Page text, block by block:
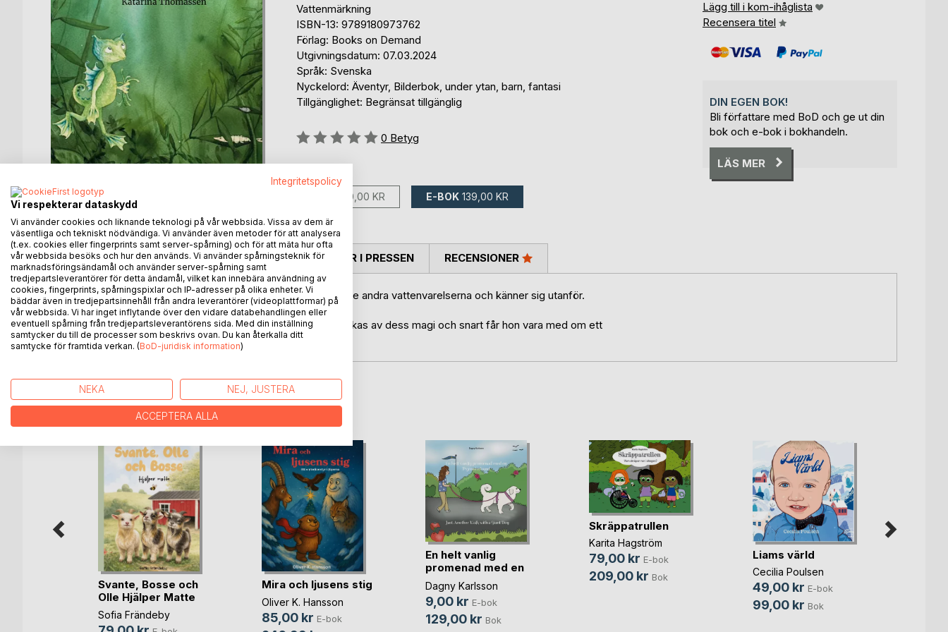
Vattenmärkning
ISBN-13: 9789180973762
Förlag: Books on Demand
Utgivningsdatum: 07.03.2024
Språk: Svenska
Nyckelord: Äventyr, Bilderbok, under ytan, barn, fantasi
Tillgänglighet: Begränsat tillgänglig
Betyg::
0 Betyg
370,00 KR E-BOK 139,00 KR
Lägg till i kom-ihåglista
Recensera titel
DIN EGEN BOK!
Bli författare med BoD och ge ut din
bok och e-bok i bokhandeln.
LÄS MER
BESKRIVNING
I den lilla tjärnen bor en braggel. Hon passar inte in bland de andra vattenvarelserna och känner sig utanför.
En dag singlar en vacker månsten ned genom vattnet.
De andra varelserna är rädda för stenen men braggeln lockas av dess magi och snart får hon vara med om ett
äventyr både under och ovan ytan.
FÖRFATTARE KOMMENTARER I PRESSEN RECENSIONER
ANDRA TITLAR HOSBoD
Svante, Bosse och
Olle Hjälper Matte
Sofia Frändeby
Mira och ljusens stig
Oliver K. Hansson
85,00 kr E-bok
En helt vanlig
promenad med en
Pyr(...)
Dagny Karlsson
9,00 kr E-bok
129,00 kr Bok
Skräppatrullen
Karita Hagström
79,00 kr E-bok
209,00 kr Bok
Liams värld
Cecilia Poulsen
49,00 kr E-bok
99,00 kr Bok
Integritetspolicy
Vi respekterar dataskydd
Vi använder cookies och liknande teknologi på vår webbsida. Vissa av dem är
väsentliga och tekniskt nödvändiga. Vi använder även metoder för att analysera
(t.ex. cookies eller fingerprints samt server-spårning) och för att mäta hur ofta
vår webbsida besöks och hur den används. Vi använder spårningsteknik för
marknadsföringsändamål och använder server-spårning samt
tredjepartsleverantörer för detta ändamål, vilket kan innebära användning av
cookies, fingerprints, spårningspixlar och IP-adresser på olika enheter. Vi
bäddar även in tredjepartsinnehåll från andra leverantörer (videoplattformar) på
vår webbsida. Vi har inget inflytande över den vidare databehandlingen eller
eventuell spårning från tredjepartsleverantörens sida. Med din inställning
samtycker du till de processer som beskrivs ovan. Du kan återkalla ditt
samtycke för framtida verkan. (BoD-juridisk information)
NEKA NEJ, JUSTERA
ACCEPTERA ALLA